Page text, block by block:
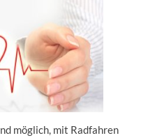
möglich, mit Radfahren